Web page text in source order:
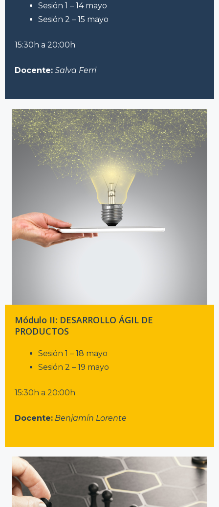
Sesión 1 – 14 mayo
Sesión 2 – 15 mayo
15:30h a 20:00h
Docente: Salva Ferri
Módulo II: DESARROLLO ÁGIL DE
PRODUCTOS
Sesión 1 – 18 mayo
Sesión 2 – 19 mayo
15:30h a 20:00h
Docente: Benjamín Lorente